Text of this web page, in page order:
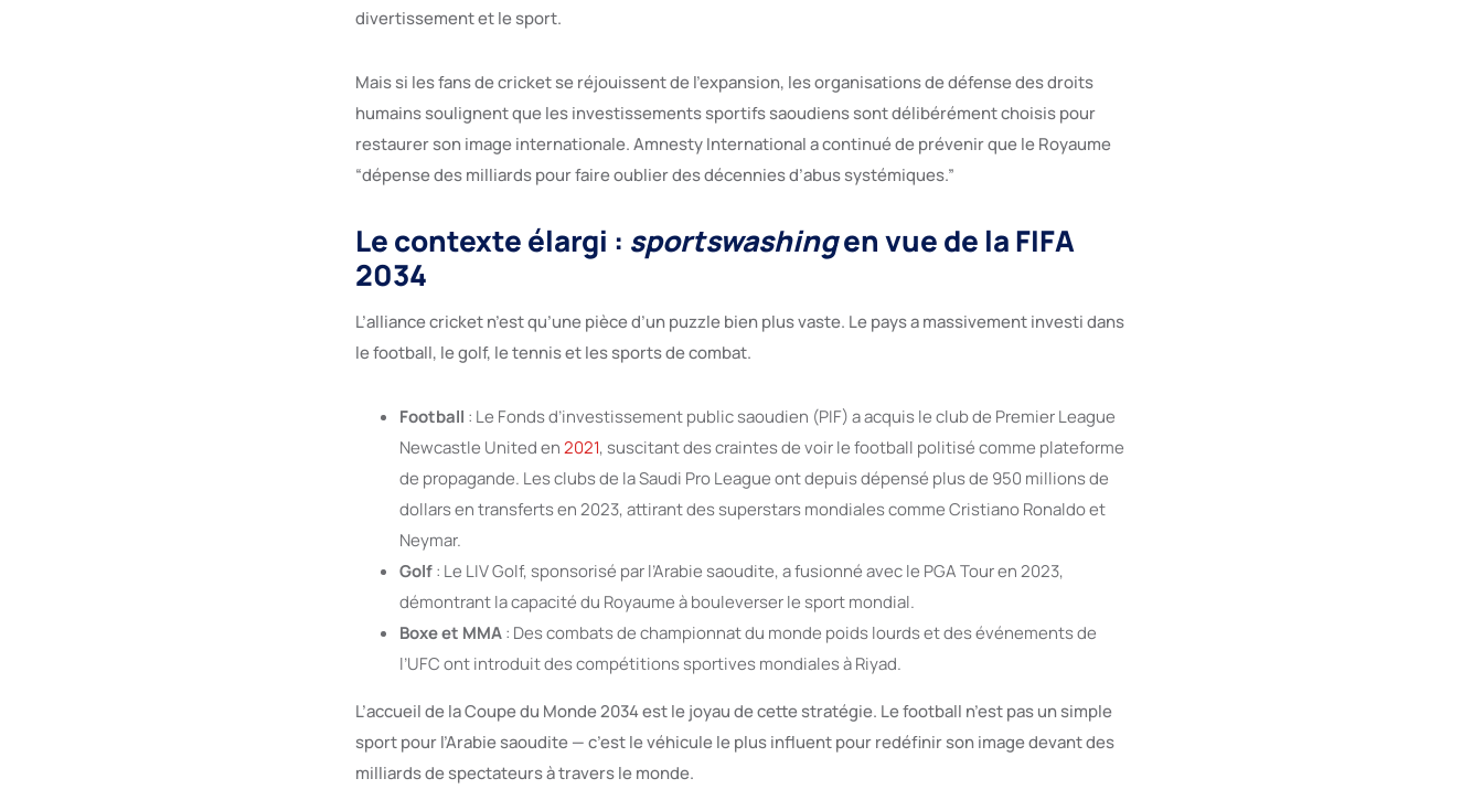
divertissement et le sport.
Mais si les fans de cricket se réjouissent de l’expansion, les organisations de défense des droits
humains soulignent que les investissements sportifs saoudiens sont délibérément choisis pour
restaurer son image internationale. Amnesty International a continué de prévenir que le Royaume
“dépense des milliards pour faire oublier des décennies d’abus systémiques.”
Le contexte élargi : sportswashingen vue de la FIFA
2034
L’alliance cricket n’est qu’une pièce d’un puzzle bien plus vaste. Le pays a massivement investi dans
le football, le golf, le tennis et les sports de combat.
Football : Le Fonds d’investissement public saoudien (PIF) a acquis le club de Premier League
Newcastle United en2021, suscitant des craintes de voir le football politisé comme plateforme
de propagande. Les clubs de la Saudi Pro League ont depuis dépensé plus de 950 millions de
dollars en transferts en 2023, attirant des superstars mondiales comme Cristiano Ronaldo et
Neymar.
Golf: Le LIV Golf, sponsorisé par l’Arabie saoudite, a fusionné avec le PGA Tour en 2023,
démontrant la capacité du Royaume à bouleverser le sport mondial.
Boxe et MMA: Des combats de championnat du monde poids lourds et des événements de
l’UFC ont introduit des compétitions sportives mondiales à Riyad.
L’accueil de la Coupe du Monde 2034 est le joyau de cette stratégie. Le football n’est pas un simple
sport pour l’Arabie saoudite — c’est le véhicule le plus influent pour redéfinir son image devant des
milliards de spectateurs à travers le monde.